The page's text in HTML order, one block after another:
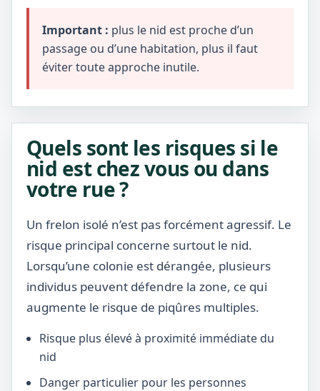
Important : plus le nid est proche d’un
passage ou d’une habitation, plus il faut
éviter toute approche inutile.
Quels sont les risques si le
nid est chez vous ou dans
votre rue ?
Un frelon isolé n’est pas forcément agressif. Le
risque principal concerne surtout le nid.
Lorsqu’une colonie est dérangée, plusieurs
individus peuvent défendre la zone, ce qui
augmente le risque de piqûres multiples.
Risque plus élevé à proximité immédiate du
nid
Danger particulier pour les personnes